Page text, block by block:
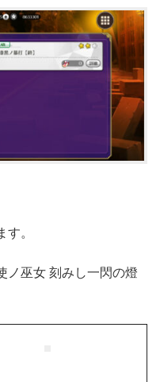
。
ノ巫女 刻みし一閃の燈